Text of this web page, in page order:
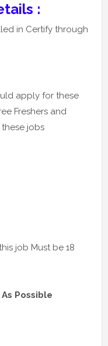
:
in Certify through
apply for these
Freshers and
jobs
job Must be 18
Possible